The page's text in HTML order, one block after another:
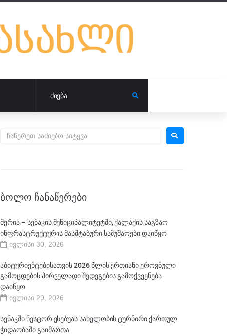
ᲑᲝᲚᲝ ᲩᲐᲜᲐᲬᲔᲠᲔᲑᲘ
მერია – სენაკის მუნიციპალიტეტში, ქალაქის საგზაო
ინფრასტრუქტურის მასშტაბური სამუშაოები დაიწყო
ივლისი 30, 2026
აბიტურიენტებისათვის 2026 წლის ერთიანი ეროვნული
გამოცდების პირველადი შედეგების გამოქვეყნება
დაიწყო
ივლისი 29, 2026
სენაკში ნესტორ ესებუას სახელობის ტურნირი ქართულ
ჭიდაობაში გაიმართა